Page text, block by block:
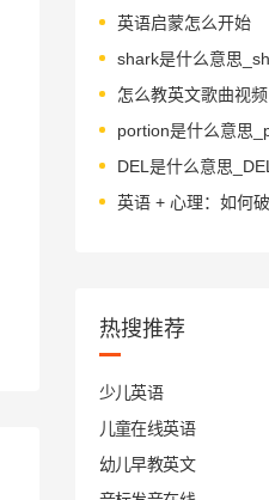
英语启蒙怎么开始
怎么教英文歌曲视频
热搜推荐
少儿英语
儿童在线英语
幼儿早教英文